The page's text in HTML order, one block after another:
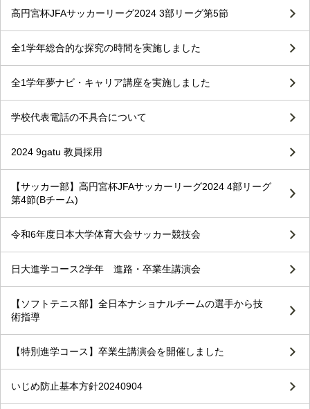
高円宮杯JFAサッカーリーグ2024 3部リーグ第5節
全1学年総合的な探究の時間を実施しました
全1学年夢ナビ・キャリア講座を実施しました
学校代表電話の不具合について
2024 9gatu 教員採用
【サッカー部】高円宮杯JFAサッカーリーグ2024 4部リーグ
第4節(Bチーム)
令和6年度日本大学体育大会サッカー競技会
日大進学コース2学年 進路・卒業生講演会
【ソフトテニス部】全日本ナショナルチームの選手から技
術指導
【特別進学コース】卒業生講演会を開催しました
いじめ防止基本方針20240904